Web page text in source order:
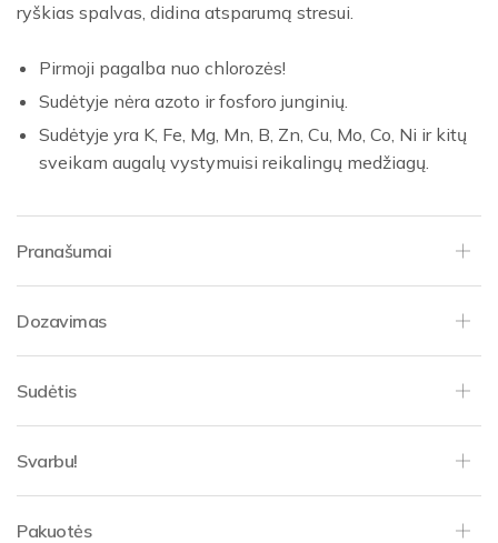
ryškias spalvas, didina atsparumą stresui.
Pirmoji pagalba nuo chlorozės!
Sudėtyje nėra azoto ir fosforo junginių.
Sudėtyje yra K, Fe, Mg, Mn, B, Zn, Cu, Mo, Co, Ni ir kitų
sveikam augalų vystymuisi reikalingų medžiagų.
Pranašumai
Dozavimas
Sudėtis
Svarbu!
Pakuotės